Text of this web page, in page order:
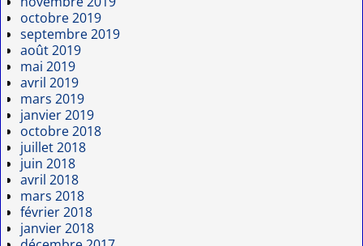
octobre 2019
septembre 2019
août 2019
mai 2019
avril 2019
mars 2019
janvier 2019
octobre 2018
juillet 2018
juin 2018
avril 2018
mars 2018
février 2018
janvier 2018